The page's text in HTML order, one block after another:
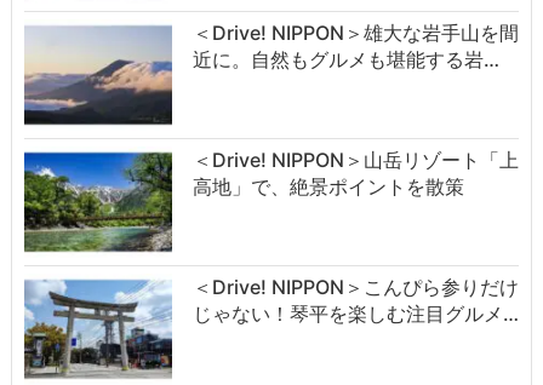
＜Drive! NIPPON＞雄大な岩手山を間
近に。自然もグルメも堪能する岩…
＜Drive! NIPPON＞山岳リゾート「上
高地」で、絶景ポイントを散策
＜Drive! NIPPON＞こんぴら参りだけ
じゃない！琴平を楽しむ注目グルメ…